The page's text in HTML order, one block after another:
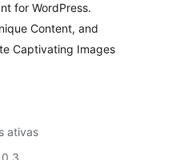
ChatGPT &
E
for WordPress.
Content, and
Captivating Images
ativas